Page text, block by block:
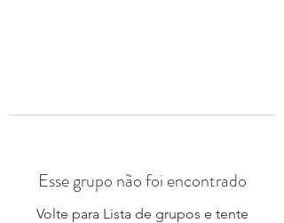
Esse grupo não foi encontrado
Volte para Lista de grupos e tente